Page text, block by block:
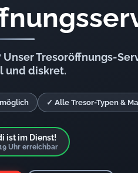
Tresoröffnungs-
und diskret.
✓ Alle Tresor-Typen &
ist im Dienst!
Uhr erreichbar